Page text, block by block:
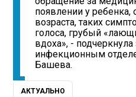
появлении у
возраста, таких
голоса, грубый
вдоха», -
инфекционным
Башева.
АКТУАЛЬНО